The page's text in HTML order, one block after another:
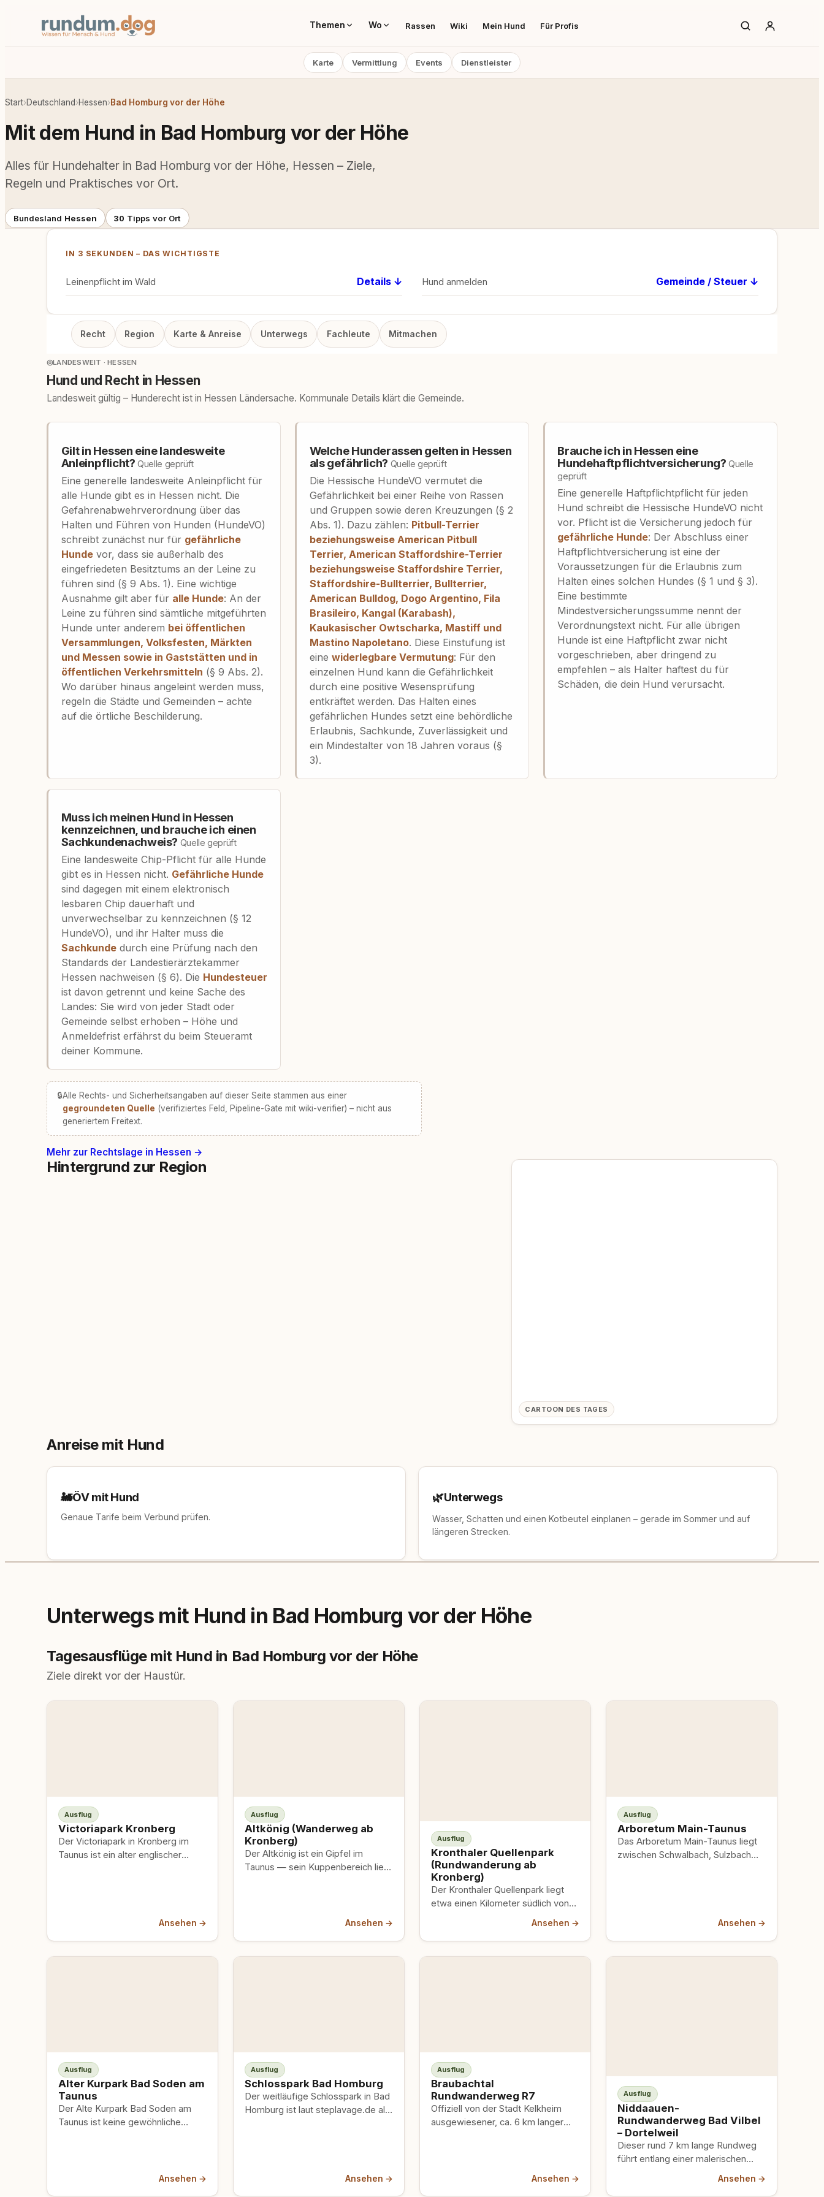
Themen Wo Rassen Wiki Mein Hund Für Profis
Karte Vermittlung Events Dienstleister
Start›Deutschland›Hessen›Bad Homburg vor der Höhe
Mit dem Hund in Bad Homburg vor der Höhe
Alles für Hundehalter in Bad Homburg vor der Höhe, Hessen – Ziele,
Regeln und Praktisches vor Ort.
Bundesland Hessen 30 Tipps vor Ort
IN 3 SEKUNDEN – DAS WICHTIGSTE
Leinenpflicht im Wald Details ↓ Hund anmelden Gemeinde / Steuer ↓
Recht Region Karte & Anreise Unterwegs Fachleute Mitmachen
◎LANDESWEIT · HESSEN
Hund und Recht in Hessen
Landesweit gültig – Hunderecht ist in Hessen Ländersache. Kommunale Details klärt die Gemeinde.
Gilt in Hessen eine landesweite
Anleinpflicht?Quelle geprüft
Eine generelle landesweite Anleinpflicht für
alle Hunde gibt es in Hessen nicht. Die
Gefahrenabwehrverordnung über das
Halten und Führen von Hunden (HundeVO)
schreibt zunächst nur für gefährliche
Hundevor, dass sie außerhalb des
eingefriedeten Besitztums an der Leine zu
führen sind (§ 9 Abs. 1). Eine wichtige
Ausnahme gilt aber für alle Hunde: An der
Leine zu führen sind sämtliche mitgeführten
Hunde unter anderem bei öffentlichen
Versammlungen, Volksfesten, Märkten
und Messen sowie in Gaststätten und in
öffentlichen Verkehrsmitteln (§ 9 Abs. 2).
Wo darüber hinaus angeleint werden muss,
regeln die Städte und Gemeinden – achte
auf die örtliche Beschilderung.
Welche Hunderassen gelten in Hessen
als gefährlich? Quelle geprüft
Die Hessische HundeVO vermutet die
Gefährlichkeit bei einer Reihe von Rassen
und Gruppen sowie deren Kreuzungen (§ 2
Abs. 1). Dazu zählen: Pitbull-Terrier
beziehungsweise American Pitbull
Terrier, American Staffordshire-Terrier
beziehungsweise Staffordshire Terrier,
Staffordshire-Bullterrier, Bullterrier,
American Bulldog, Dogo Argentino, Fila
Brasileiro, Kangal (Karabash),
Kaukasischer Owtscharka, Mastiff und
Mastino Napoletano. Diese Einstufung ist
eine widerlegbare Vermutung: Für den
einzelnen Hund kann die Gefährlichkeit
durch eine positive Wesensprüfung
entkräftet werden. Das Halten eines
gefährlichen Hundes setzt eine behördliche
Erlaubnis, Sachkunde, Zuverlässigkeit und
ein Mindestalter von 18 Jahren voraus (§
3).
Brauche ich in Hessen eine
Hundehaftpflichtversicherung?Quelle
geprüft
Eine generelle Haftpflichtpflicht für jeden
Hund schreibt die Hessische HundeVO nicht
vor. Pflicht ist die Versicherung jedoch für
gefährliche Hunde: Der Abschluss einer
Haftpflichtversicherung ist eine der
Voraussetzungen für die Erlaubnis zum
Halten eines solchen Hundes (§ 1 und § 3).
Eine bestimmte
Mindestversicherungssumme nennt der
Verordnungstext nicht. Für alle übrigen
Hunde ist eine Haftpflicht zwar nicht
vorgeschrieben, aber dringend zu
empfehlen – als Halter haftest du für
Schäden, die dein Hund verursacht.
Muss ich meinen Hund in Hessen
kennzeichnen, und brauche ich einen
Sachkundenachweis? Quelle geprüft
Eine landesweite Chip-Pflicht für alle Hunde
gibt es in Hessen nicht. Gefährliche Hunde
sind dagegen mit einem elektronisch
lesbaren Chip dauerhaft und
unverwechselbar zu kennzeichnen (§ 12
HundeVO), und ihr Halter muss die
Sachkundedurch eine Prüfung nach den
Standards der Landestierärztekammer
Hessen nachweisen (§ 6). Die Hundesteuer
ist davon getrennt und keine Sache des
Landes: Sie wird von jeder Stadt oder
Gemeinde selbst erhoben – Höhe und
Anmeldefrist erfährst du beim Steueramt
deiner Kommune.
🔒Alle Rechts- und Sicherheitsangaben auf dieser Seite stammen aus einer
gegroundeten Quelle (verifiziertes Feld, Pipeline-Gate mit wiki-verifier) – nicht aus
generiertem Freitext.
Mehr zur Rechtslage in Hessen →
Hintergrund zur Region
CARTOON DES TAGES
Anreise mit Hund
🚂ÖV mit Hund
Genaue Tarife beim Verbund prüfen.
🌿Unterwegs
Wasser, Schatten und einen Kotbeutel einplanen – gerade im Sommer und auf
längeren Strecken.
Unterwegs mit Hund in Bad Homburg vor der Höhe
Tagesausflüge mit Hund in Bad Homburg vor der Höhe
Ziele direkt vor der Haustür.
Ausflug
Victoriapark Kronberg
Der Victoriapark in Kronberg im
Taunus ist ein alter englischer
Ansehen →
Ausflug
Altkönig (Wanderweg ab
Kronberg)
Der Altkönig ist ein Gipfel im
Taunus — sein Kuppenbereich liegt
Ansehen →
Ausflug
Kronthaler Quellenpark
(Rundwanderung ab
Kronberg)
Der Kronthaler Quellenpark liegt
etwa einen Kilometer südlich von
Kronberg im Taunus, direkt an der
Ansehen →
Ausflug
Arboretum Main-Taunus
Das Arboretum Main-Taunus liegt
zwischen Schwalbach, Sulzbach
Ansehen →
Ausflug
Alter Kurpark Bad Soden am
Taunus
Der Alte Kurpark Bad Soden am
Taunus ist keine gewöhnliche
Ansehen →
Ausflug
Schlosspark Bad Homburg
Der weitläufige Schlosspark in Bad
Homburg ist laut steplavage.de als
Ansehen →
Ausflug
Braubachtal
Rundwanderweg R7
Offiziell von der Stadt Kelkheim
ausgewiesener, ca. 6 km langer
Ansehen →
Ausflug
Niddaauen-
Rundwanderweg Bad Vilbel
– Dortelweil
Dieser rund 7 km lange Rundweg
führt entlang einer malerischen
Ansehen →